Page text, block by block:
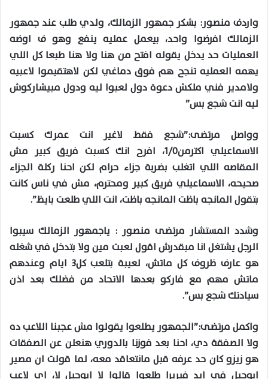
واردف منصور: بشكر جمهور الزمالك، ولدي طلب عند جمهور
الزمالك افرضوا واحد، بيعمل عمليه ينفع وهو ف اوضه
العمليات حد يدخل يقوله افتح من هنا ولا هنا طبعا كل اللي
يهمه العمليه تنجح هم فوق دماغي لكن لاهتقيموا لاعبيه
ولامدير فني ملكش دعوة دول لعبوا ليه ودول مبيشاركوش
ليه انت شجع بس”
وواصل مرتضى:”شجع فقط لاغير انت عمرك كسبت
الاسماعيلي اكترمن1/0، افرح انك كسبت فريق كبير مش
المقاصه اللي اتغلب بضربة جزاء حرام لكن احنا ركلة الجزاء
صحيحه، الاسماعيلي فريق كبير ومحترم، مش في ناس كانت
بتقول المانجه باظت المانجه باظت، انت اللي طلعت بايظ”.
وشدد المستشار مرتضى منصور : ياجمهور الزمالك سيبوا
الرجل يشتغل انا مبقدرش اقول لعبت مين ولا بتدخل في شغله
هو عارف ظروف كل ماتش، لعيبة بتلعب كل3 ايام وعندهم
ماتش مهم مع فاركو بعدها الاتحاد من فضلك بعد اذن
سيادتك شجع بس”.
واكمل مرتضى:”الجمهور يطلعوا يقولوا مش عجبنا اللاعب ده
ولا الصفقة دي، احنا بعد فوزنا بالدوري هنعلن عن الصفقات
هو زيزو كان حد عرفه قبل مانتعاقد معه، لما قولت ان مصير
ابوحبل في ايد فيريرا طلعوا قالوا لا ابوجبل لا، اي لاعب